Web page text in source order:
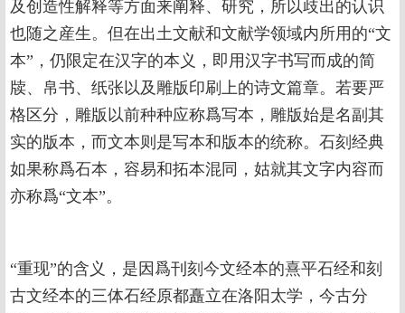
及创造性解释等方面来阐释、研究，所以歧出的认识
也随之産生。但在出土文献和文献学领域内所用的“文
本”，仍限定在汉字的本义，即用汉字书写而成的简
牍、帛书、纸张以及雕版印刷上的诗文篇章。若要严
格区分，雕版以前种种应称爲写本，雕版始是名副其
实的版本，而文本则是写本和版本的统称。石刻经典
如果称爲石本，容易和拓本混同，姑就其文字内容而
亦称爲“文本”。
“重现”的含义，是因爲刊刻今文经本的熹平石经和刻
古文经本的三体石经原都矗立在洛阳太学，今古分